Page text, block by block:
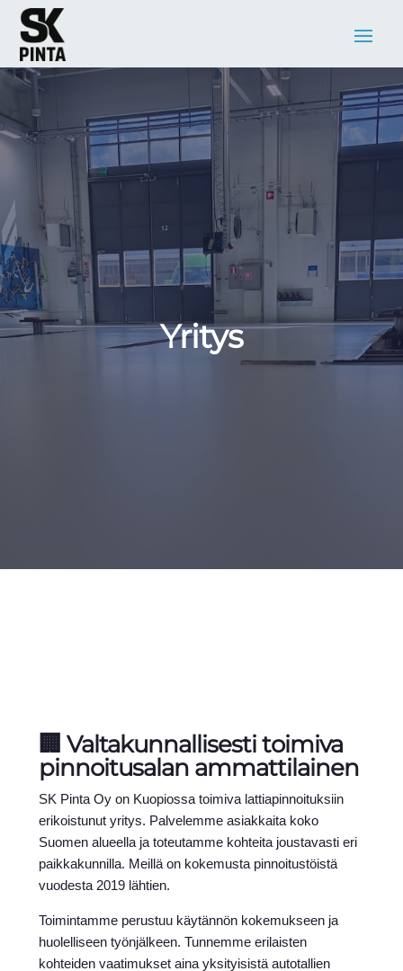
Yritys
🏢 Valtakunnallisesti toimiva
pinnoitusalan ammattilainen
SK Pinta Oy on Kuopiossa toimiva lattiapinnoituksiin
erikoistunut yritys. Palvelemme asiakkaita koko
Suomen alueella ja toteutamme kohteita joustavasti eri
paikkakunnilla. Meillä on kokemusta pinnoitustöistä
vuodesta 2019 lähtien.
Toimintamme perustuu käytännön kokemukseen ja
huolelliseen työnjälkeen. Tunnemme erilaisten
kohteiden vaatimukset aina yksityisistä autotallien